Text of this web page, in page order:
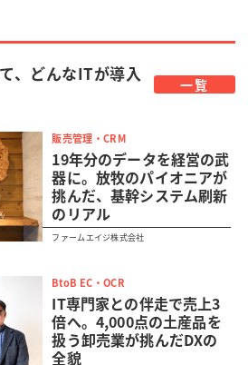
、どんなITが導入
一覧
販売管理・CRM
19年分のデータを経営の武
器に。放牧のパイオニアが
挑んだ、基幹システム刷新
のリアル
ファームエイジ株式会社
BtoB EC・OCR
IT専門家との伴走で売上3
倍へ。4,000点の土産品を
扱う卸売業が挑んだDXの
全貌